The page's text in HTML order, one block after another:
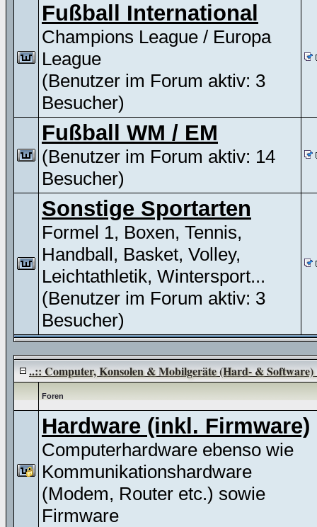
Fußball International
Champions League / Europa
League
(Benutzer im Forum aktiv: 3
Besucher)
Fußball WM / EM
(Benutzer im Forum aktiv: 14
Besucher)
Sonstige Sportarten
Formel 1, Boxen, Tennis,
Handball, Basket, Volley,
Leichtathletik, Wintersport...
(Benutzer im Forum aktiv: 3
Besucher)
..:: Computer, Konsolen & Mobilgeräte (Hard- & Software)
Foren
Hardware (inkl. Firmware)
Computerhardware ebenso wie
Kommunikationshardware
(Modem, Router etc.) sowie
Firmware